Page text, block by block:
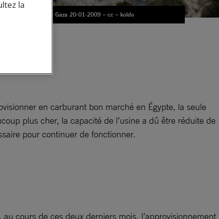
Ville de Gaza 20-01-2009 – cc – koldo
en carburant bon marché en Égypte, la seule
plus cher, la capacité de l’usine a dû être réduite de
pour continuer de fonctionner.
cours de ces deux derniers mois, l’approvisionnement
la